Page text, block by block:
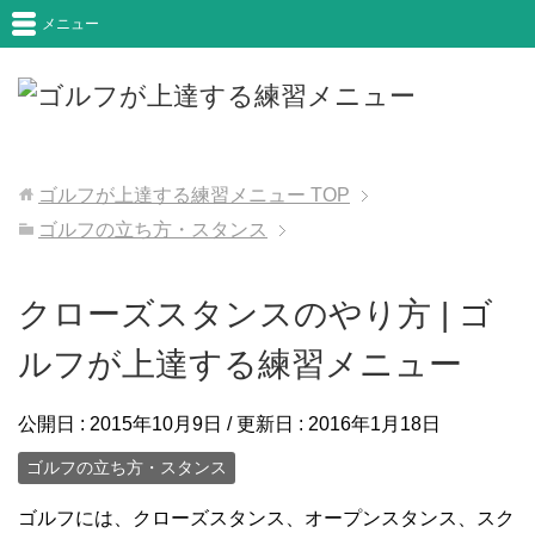
メニュー
ゴルフが上達する練習メニュー TOP
ゴルフの立ち方・スタンス
クローズスタンスのやり方 | ゴ
ルフが上達する練習メニュー
公開日 : 2015年10月9日 / 更新日 : 2016年1月18日
ゴルフの立ち方・スタンス
ゴルフには、クローズスタンス、オープンスタンス、スク